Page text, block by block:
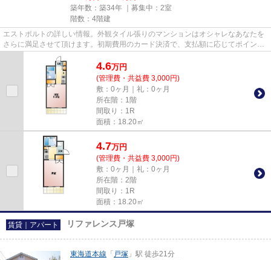
築年数：築34年 ｜募集中： 2室
階数：4階建
エストポルトの詳しい情報。外観タイル張りのマンションはオシャレなあなたを
さらに満足させて頂けます。初期費用のカード決済で、支払額に応じてポイント
が貯まりますよ。内見のご連...
4.6万円
(管理費・共益費 3,000円)
敷：0ヶ月｜礼：0ヶ月
所在階：1階
間取り：1R
面積：18.20㎡
4.7万円
(管理費・共益費 3,000円)
敷：0ヶ月｜礼：0ヶ月
所在階：2階
間取り：1R
面積：18.20㎡
賃貸｜アパート リファレンス戸塚
東海道本線 「 戸塚 」駅 徒歩21分